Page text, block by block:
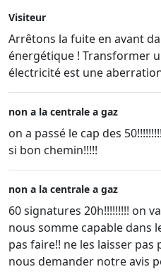
Visiteur
Arrêtons la fuite en avant
énergétique ! Transformer
électricité est une
non a la centrale a gaz
on a passé le cap des
si bon chemin!!!!!
non a la centrale a gaz
60 signatures 20h!!!!!!!!! on
nous somme capable dans
pas faire!! ne les laisser
nous demander notre avis